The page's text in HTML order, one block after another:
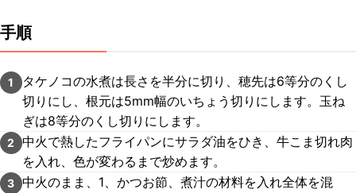
手順
1
タケノコの水煮は長さを半分に切り、穂先は6等分のくし
切りにし、根元は5mm幅のいちょう切りにします。玉ね
ぎは8等分のくし切りにします。
2
中火で熱したフライパンにサラダ油をひき、牛こま切れ肉
を入れ、色が変わるまで炒めます。
3 中火のまま、1、かつお節、煮汁の材料を入れ全体を混